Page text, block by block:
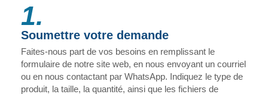
1.
Soumettre votre demande
Faites-nous part de vos besoins en remplissant le
formulaire de notre site web, en nous envoyant un courriel
ou en nous contactant par WhatsApp. Indiquez le type de
produit, la taille, la quantité, ainsi que les fichiers de